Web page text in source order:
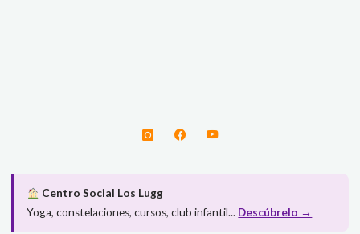
Centro Social Los Lugg
Yoga, constelaciones, cursos, club infantil... Descúbrelo →